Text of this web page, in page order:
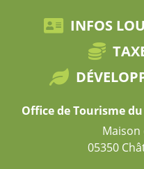
INFOS
Office de Tourisme
05350